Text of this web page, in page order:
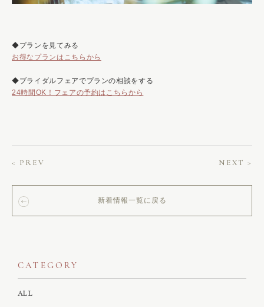
◆プランを見てみる
お得なプランはこちらから
◆ブライダルフェアでプランの相談をする
24時間OK！フェアの予約はこちらから
< PREV NEXT >
新着情報一覧に戻る
CATEGORY
ALL